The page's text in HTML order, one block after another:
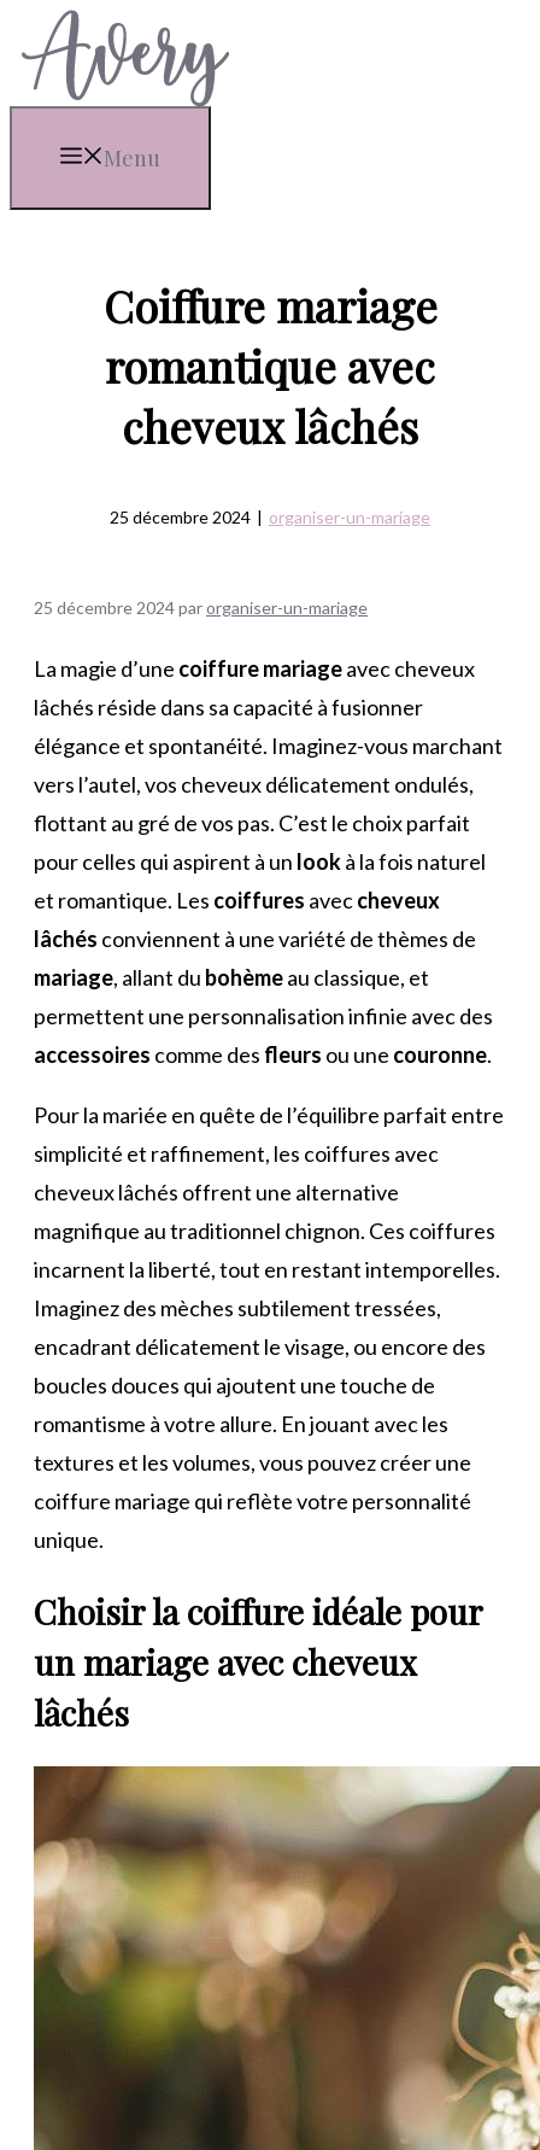
Aller
au
contenu
Menu
Coiffure mariage
romantique avec
cheveux lâchés
25 décembre 2024 | organiser-un-mariage
25 décembre 2024parorganiser-un-mariage
La magie d’une coiffure mariageavec cheveux
lâchés réside dans sa capacité à fusionner
élégance et spontanéité. Imaginez-vous marchant
vers l’autel, vos cheveux délicatement ondulés,
flottant au gré de vos pas. C’est le choix parfait
pour celles qui aspirent à un lookà la fois naturel
et romantique. Les coiffures aveccheveux
lâchés conviennent à une variété de thèmes de
mariage, allant du bohèmeau classique, et
permettent une personnalisation infinie avec des
accessoires comme des fleurs ou une couronne.
Pour la mariée en quête de l’équilibre parfait entre
simplicité et raffinement, les coiffures avec
cheveux lâchés offrent une alternative
magnifique au traditionnel chignon. Ces coiffures
incarnent la liberté, tout en restant intemporelles.
Imaginez des mèches subtilement tressées,
encadrant délicatement le visage, ou encore des
boucles douces qui ajoutent une touche de
romantisme à votre allure. En jouant avec les
textures et les volumes, vous pouvez créer une
coiffure mariage qui reflète votre personnalité
unique.
Choisir la coiffure idéale pour
un mariage avec cheveux
lâchés